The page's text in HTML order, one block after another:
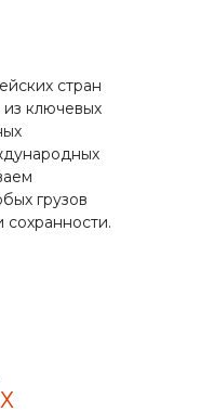
стран
ключевых
грузов
сохранности.